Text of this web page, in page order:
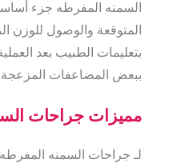
السمنه المفرطه جزء
المتوقعة والوصول للوزن
بتعليمات الطبيب بعد
ببعض المضاعفات
مميزات جراحات
لـ جراحات السمنه